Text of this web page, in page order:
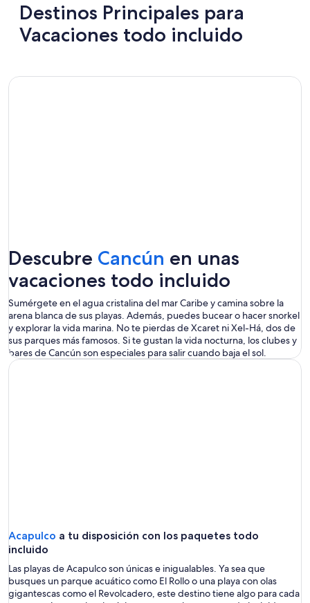
Destinos Principales para
Vacaciones todo incluido
Descubre Cancún Se
abrirá
en
una
nueva
ventana
en unas
vacaciones todo incluido
Sumérgete en el agua cristalina del mar Caribe y camina sobre la
arena blanca de sus playas. Además, puedes bucear o hacer snorkel
y explorar la vida marina. No te pierdas de Xcaret niXel-Há , dos de
sus parques más famosos. Si te gustan la vida nocturna, los clubes y
bares de Cancún son especiales para salir cuando baja el sol.
Acapulco Se
en
una
nueva
a tu disposición con los paquetes todo
incluido
Las playas de Acapulco son únicas e inigualables. Ya sea que
busques un parque acuático como El Rollo o una playa con olas
gigantescas como el Revolcadero, este destino tiene algo para cada